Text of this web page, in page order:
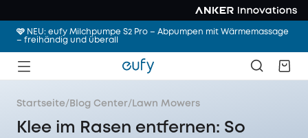
🩷 NEU: eufy Milchpumpe S2 Pro – Abpumpen mit Wärmemassage
– freihändig und überall
Startseite/ Blog Center/ Lawn Mowers
Klee im Rasen entfernen: So